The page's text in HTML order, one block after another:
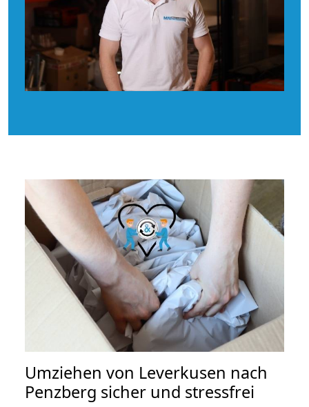
Umziehen von Leverkusen nach
Penzberg sicher und stressfrei